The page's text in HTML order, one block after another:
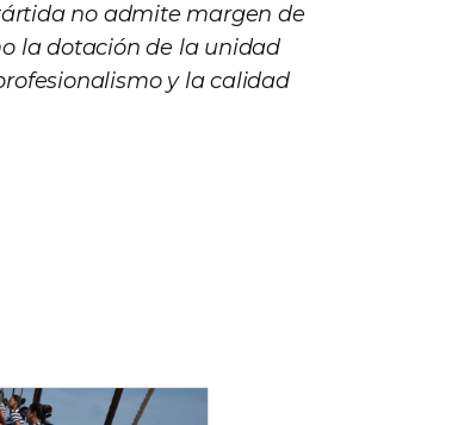
no admite margen de
la dotación de la unidad
y la calidad